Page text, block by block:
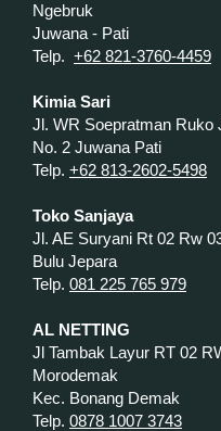
Ngebruk
Juwana - Pati
Telp. +62 821-3760-4459
Kimia Sari
Jl. WR Soepratman Ruko
No. 2 Juwana Pati
Telp. +62 813-2602-5498
Toko Sanjaya
Jl. AE Suryani Rt 02 Rw
Bulu Jepara
Telp. 081 225 765 979
AL NETTING
Jl Tambak Layur RT 02
Morodemak
Kec. Bonang Demak
Telp. 0878 1007 3743